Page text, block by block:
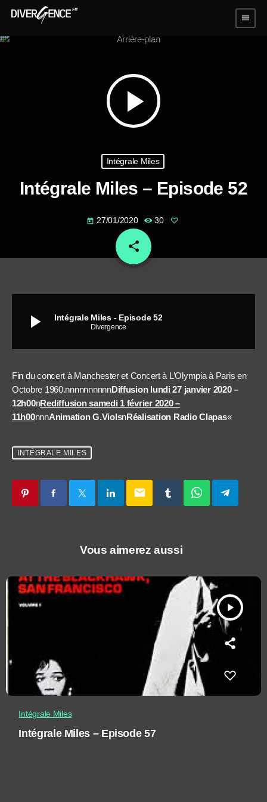
menu
play_arrow
Intégrale Miles
Intégrale Miles – Episode 52
today 27/01/2020 30
share
email
play_arrow Intégrale Miles - Episode 52
Divergence
Fin du concert à Manchester et Concert à L’Olympia à Paris en
Octobre 1960.nnnnnnnnnnDiffusion lundi 27 janvier 2020 –
12h00nRediffusion samedi 1 février 2020 –
11h00nnnAnimation G.ViolsnRéalisation Radio Clapas«
INTÉGRALE MILES
email
Vous aimerez aussi
play_arrow
Intégrale Miles
Intégrale Miles – Episode 57